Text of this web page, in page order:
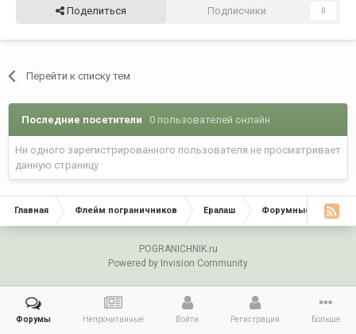
Поделиться Подписчики 0
Перейти к списку тем
Последние посетители 0 пользователей онлайн
Ни одного зарегистрированного пользователя не просматривает
данную страницу
Главная Флейм пограничников Ералаш Форумные игры
POGRANICHNIK.ru
Powered by Invision Community
Форумы Непрочитанные Войти Регистрация Больше